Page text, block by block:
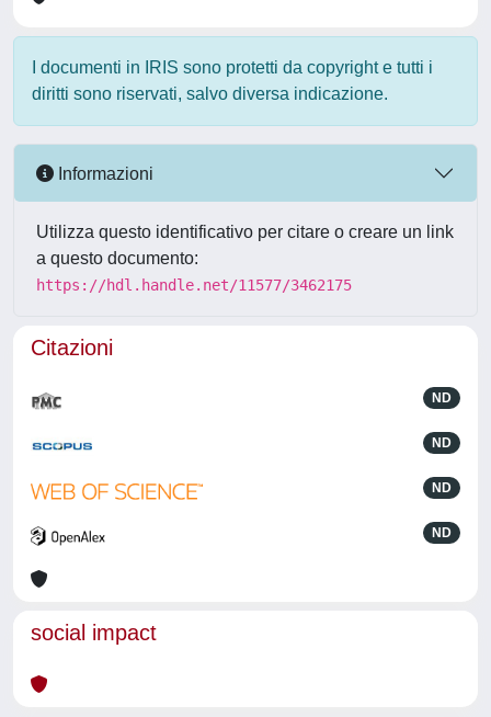
I documenti in IRIS sono protetti da copyright e tutti i
diritti sono riservati, salvo diversa indicazione.
Informazioni
Utilizza questo identificativo per citare o creare un link
a questo documento:
https://hdl.handle.net/11577/3462175
Citazioni
ND
ND
ND
ND
social impact